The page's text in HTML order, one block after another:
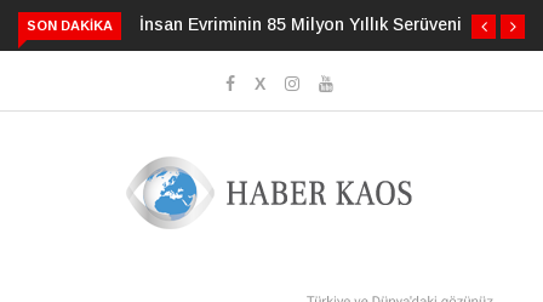
SON DAKIKA İnsan Evriminin 85 Milyon Yıllık Serüveni